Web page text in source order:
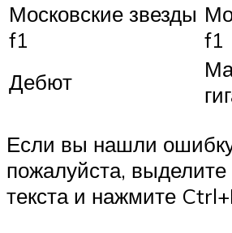
Московские звезды
f1
f1
Дебют
Если вы нашли
пожалуйста,
текста и нажмите